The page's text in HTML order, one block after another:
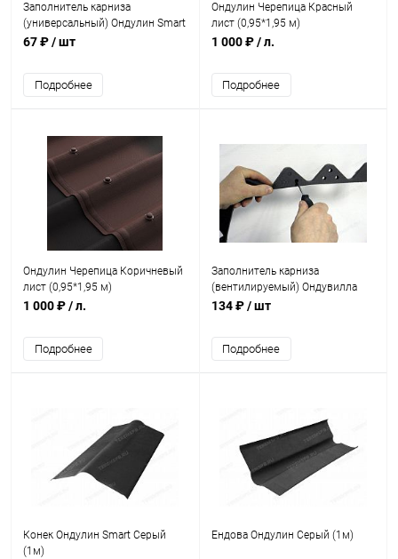
Заполнитель карниза
(универсальный) Ондулин Smart
0,855 мм
67 ₽/ шт
Подробнее
Ондулин Черепица Красный
лист (0,95*1,95 м)
1 000 ₽/ л.
Подробнее
Ондулин Черепица Коричневый
лист (0,95*1,95 м)
1 000 ₽/ л.
Подробнее
Заполнитель карниза
(вентилируемый) Ондувилла
(0,95м)
134 ₽/ шт
Подробнее
Конек Ондулин Smart Серый
(1м)
Ендова Ондулин Серый (1м)